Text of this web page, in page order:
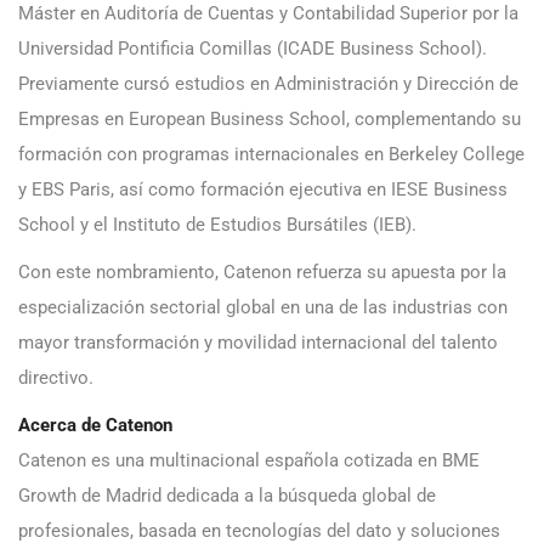
Máster en Auditoría de Cuentas y Contabilidad Superior por la
Universidad Pontificia Comillas (ICADE Business School).
Previamente cursó estudios en Administración y Dirección de
Empresas en European Business School, complementando su
formación con programas internacionales en Berkeley College
y EBS Paris, así como formación ejecutiva en IESE Business
School y el Instituto de Estudios Bursátiles (IEB).
Con este nombramiento, Catenon refuerza su apuesta por la
especialización sectorial global en una de las industrias con
mayor transformación y movilidad internacional del talento
directivo.
Acerca de Catenon
Catenon es una multinacional española cotizada en BME
Growth de Madrid dedicada a la búsqueda global de
profesionales, basada en tecnologías del dato y soluciones